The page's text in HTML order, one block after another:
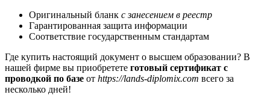
Оригинальный бланк с занесением в реестр
Гарантированная защита информации
Соответствие государственным стандартам
Где купить настоящий документ о высшем образовании? В
нашей фирме вы приобретете готовый сертификат с
проводкой по базе от https://lands-diplomix.com всего за
несколько дней!